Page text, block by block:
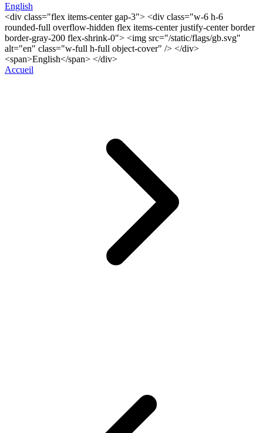
English
<div class="flex items-center gap-3"> <div class="w-6 h-6
rounded-full overflow-hidden flex items-center justify-center border
border-gray-200 flex-shrink-0"> <img src="/static/flags/gb.svg"
alt="en" class="w-full h-full object-cover" /> </div>
<span>English</span> </div>
Accueil